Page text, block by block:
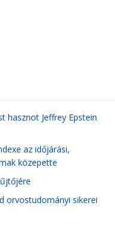
hasznot Jeffrey Epstein
az időjárási,
közepette
orvostudományi sikerei